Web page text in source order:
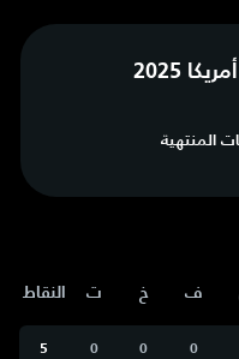
2025
المنتهية
ف خ ت النقاط
0
0
0
5